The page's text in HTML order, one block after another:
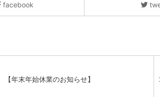
facebook
【年末年始休業のお知らせ】